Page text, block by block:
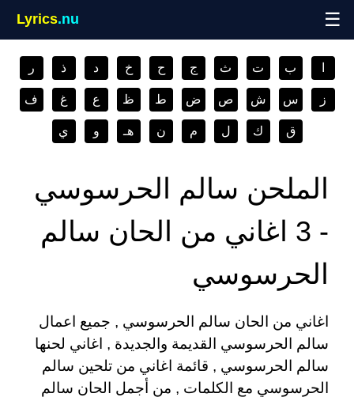
Lyrics.nu ☰
ب ت ث ج ح خ د ذ ر
ز س ش ص ض ط ظ ع غ ف
ق ك ل م ن هـ و ي
الملحن سالم الحرسوسي
- 3 اغاني من الحان سالم
الحرسوسي
اغاني من الحان سالم الحرسوسي , جميع اعمال
سالم الحرسوسي القديمة والجديدة , اغاني لحنها
سالم الحرسوسي , قائمة اغاني من تلحين سالم
الحرسوسي مع الكلمات , من أجمل الحان سالم